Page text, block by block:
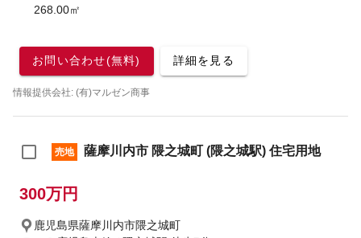
268.00㎡
お問い合わせ(無料) 詳細を見る
情報提供会社: (有)マルゼン商事
売地 薩摩川内市 隈之城町 (隈之城駅) 住宅用地
300万円
鹿児島県薩摩川内市隈之城町